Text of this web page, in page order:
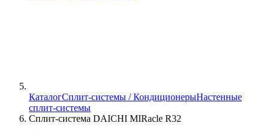
КаталогСплит-системы / КондиционерыНастенные
сплит-системы
Сплит-система DAICHI MIRacle R32